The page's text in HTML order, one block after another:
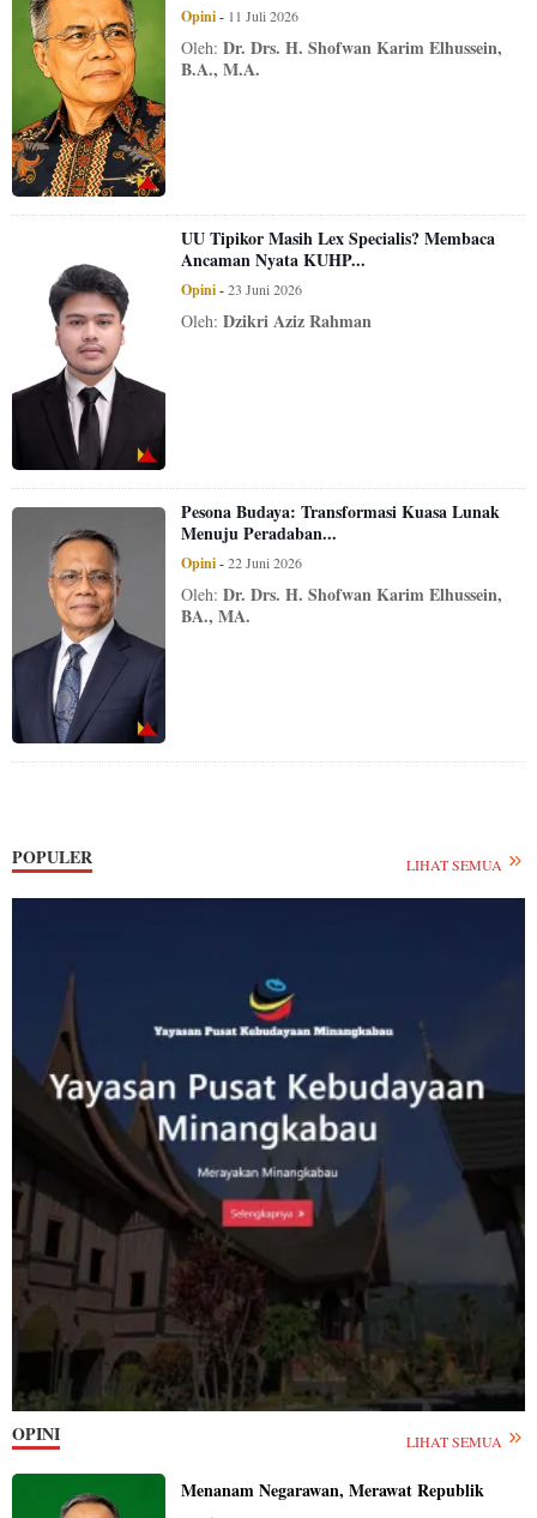
Opini- 11 Juli 2026
Oleh:Dr. Drs. H. Shofwan Karim Elhussein,
B.A., M.A.
UU Tipikor Masih Lex Specialis? Membaca
Ancaman Nyata KUHP...
Opini-23 Juni 2026
Oleh:Dzikri Aziz Rahman
Pesona Budaya: Transformasi Kuasa Lunak
Menuju Peradaban...
Opini-22 Juni 2026
Oleh:Dr. Drs. H. Shofwan Karim Elhussein,
BA., MA.
POPULER LIHAT SEMUA
OPINI LIHAT SEMUA
Menanam Negarawan, Merawat Republik